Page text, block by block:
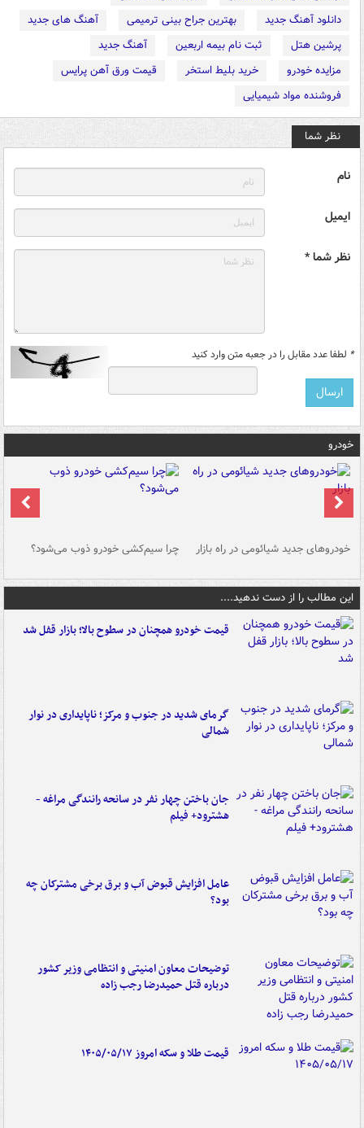
دانلود آهنگ جدید
بهترین جراح بینی ترمیمی
آهنگ های جدید
پرشین هتل
ثبت نام بیمه اربعین
آهنگ جدید
مزایده خودرو
خرید بلیط استخر
قیمت ورق آهن پرایس
فروشنده مواد شیمیایی
نظر شما
نام
ایمیل
نظر شما *
* لطفا عدد مقابل را در جعبه متن وارد کنید
خودرو
خودروهای جدید شیائومی در راه بازار چرا سیم‌کشی خودرو ذوب می‌شود؟
این مطالب را از دست ندهید....
قیمت خودرو همچنان در سطوح بالا؛ بازار قفل شد
گرمای شدید در جنوب و مرکز؛ ناپایداری در نوار
شمالی
جان باختن چهار نفر در سانحه رانندگی مراغه -
هشترود+ فیلم
عامل افزایش قبوض آب و برق برخی مشترکان چه
بود؟
توضیحات معاون امنیتی و انتظامی وزیر کشور
درباره قتل حمیدرضا رجب زاده
قیمت طلا و سکه امروز ۱۴۰۵/۰۵/۱۷